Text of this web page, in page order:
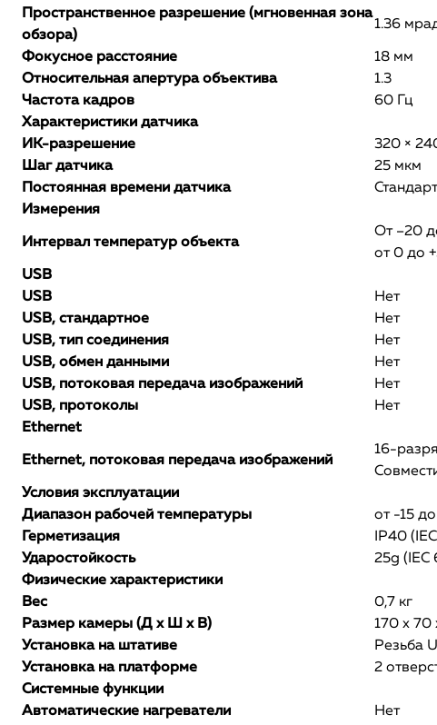
Пространственное разрешение (мгновенная зона
обзора)
1.36
Фокусное расстояние
18 мм
Отноcительная апертура объектива
1.3
Частота кадров
60 Гц
Характеристики датчика
ИК-разрешение
320 ×
Шаг датчика
25 мкм
Постоянная времени датчика
Измерения
Интервал температур объекта
От –20
от 0 до
USB
USB
Нет
USB, стандартное
Нет
USB, тип соединения
Нет
USB, обмен данными
Нет
USB, потоковая передача изображений
Нет
USB, протоколы
Нет
Ethernet
Ethernet, потоковая передача изображений
16-
Условия эксплуатации
Диапазон рабочей температуры
от -15
Герметизация
IP40
Ударостойкость
25g
Физические характеристики
Вес
0,7 кг
Размер камеры (Д х Ш х В)
170 х 70
Установка на штативе
Резьба
Установка на платформе
2
Системные функции
Автоматические нагреватели
Нет